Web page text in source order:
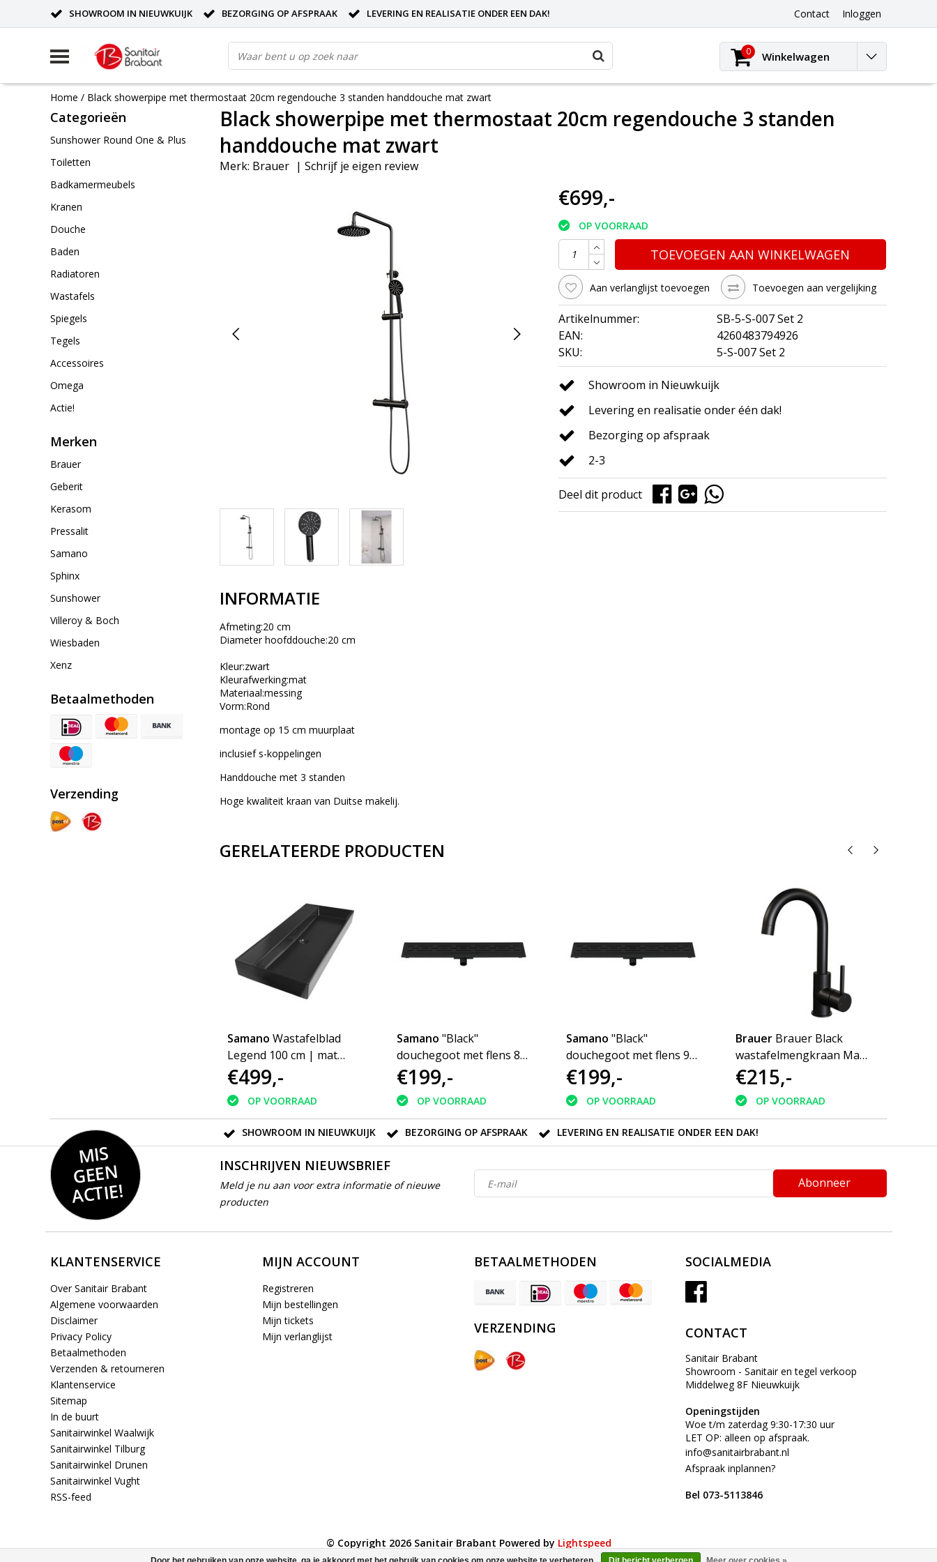
SHOWROOM IN NIEUWKUIJK BEZORGING OP AFSPRAAK LEVERING EN REALISATIE ONDER EEN DAK! Contact Inloggen
0 Winkelwagen
Home / Black showerpipe met thermostaat 20cm regendouche 3 standen handdouche mat zwart
Categorieën
Sunshower Round One & Plus
Toiletten
Badkamermeubels
Kranen
Douche
Baden
Radiatoren
Wastafels
Spiegels
Tegels
Accessoires
Omega
Actie!
Merken
Brauer
Geberit
Kerasom
Pressalit
Samano
Sphinx
Sunshower
Villeroy & Boch
Wiesbaden
Xenz
Betaalmethoden
Verzending
Black showerpipe met thermostaat 20cm regendouche 3 standen
handdouche mat zwart
Merk: Brauer | Schrijf je eigen review
€699,-
OP VOORRAAD
TOEVOEGEN AAN WINKELWAGEN
Aan verlanglijst toevoegen Toevoegen aan vergelijking
Artikelnummer:
SB-5-S-007 Set 2
EAN:
4260483794926
SKU:
5-S-007 Set 2
Showroom in Nieuwkuijk
Levering en realisatie onder één dak!
Bezorging op afspraak
2-3
Deel dit product
INFORMATIE
Afmeting:20 cm
Diameter hoofddouche:20 cm
Kleur:zwart
Kleurafwerking:mat
Materiaal:messing
Vorm:Rond
montage op 15 cm muurplaat
inclusief s-koppelingen
Handdouche met 3 standen
Hoge kwaliteit kraan van Duitse makelij.
GERELATEERDE PRODUCTEN
Samano Wastafelblad
Legend 100 cm | mat
zwart | geen kraangat
€499,-
OP VOORRAAD
Samano "Black"
douchegoot met flens 80
cm zwart
€199,-
OP VOORRAAD
Samano "Black"
douchegoot met flens 90
cm zwart
€199,-
OP VOORRAAD
Brauer Brauer Black
wastafelmengkraan Mat
Zwart ronde uitloop
coldstart
€215,-
OP VOORRAAD
SHOWROOM IN NIEUWKUIJK BEZORGING OP AFSPRAAK LEVERING EN REALISATIE ONDER EEN DAK!
MIS
GEE
N
ACTIE!
INSCHRIJVEN NIEUWSBRIEF
Meld je nu aan voor extra informatie of nieuwe
producten
Abonneer
KLANTENSERVICE
Over Sanitair Brabant
Algemene voorwaarden
Disclaimer
Privacy Policy
Betaalmethoden
Verzenden & retourneren
Klantenservice
Sitemap
In de buurt
Sanitairwinkel Waalwijk
Sanitairwinkel Tilburg
Sanitairwinkel Drunen
Sanitairwinkel Vught
RSS-feed
MIJN ACCOUNT
Registreren
Mijn bestellingen
Mijn tickets
Mijn verlanglijst
BETAALMETHODEN
VERZENDING
SOCIALMEDIA
CONTACT
Sanitair Brabant
Showroom - Sanitair en tegel verkoop
Middelweg 8F Nieuwkuijk
Openingstijden
Woe t/m zaterdag 9:30-17:30 uur
LET OP: alleen op afspraak.
info@sanitairbrabant.nl
Afspraak inplannen?
Bel 073-5113846
© Copyright 2026 Sanitair Brabant Powered by Lightspeed
All rights reserved byInStijl Media